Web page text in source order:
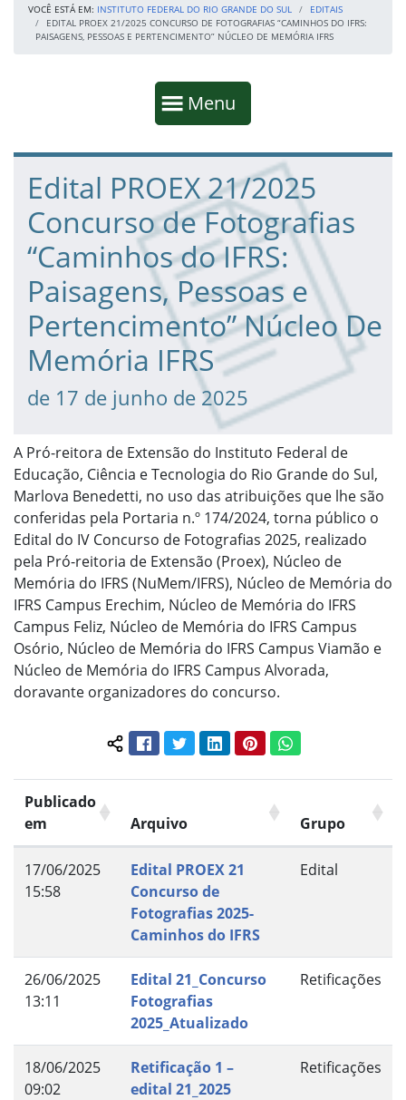
VOCÊ ESTÁ EM: INSTITUTO FEDERAL DO RIO GRANDE DO SUL
EDITAIS
EDITAL PROEX 21/2025 CONCURSO DE FOTOGRAFIAS “CAMINHOS DO IFRS:
PAISAGENS, PESSOAS E PERTENCIMENTO” NÚCLEO DE MEMÓRIA IFRS
Mostrar
Menu
Fim da navegação
Início do conteúdo
Edital PROEX 21/2025
Concurso de Fotografias
“Caminhos do IFRS:
Paisagens, Pessoas e
Pertencimento” Núcleo De
Memória IFRS
de 17 de junho de 2025
A Pró-reitora de Extensão do Instituto Federal de
Educação, Ciência e Tecnologia do Rio Grande do Sul,
Marlova Benedetti, no uso das atribuições que lhe são
conferidas pela Portaria n.º 174/2024, torna público o
Edital do IV Concurso de Fotografias 2025, realizado
pela Pró-reitoria de Extensão (Proex), Núcleo de
Memória do IFRS (NuMem/IFRS), Núcleo de Memória do
IFRS Campus Erechim, Núcleo de Memória do IFRS
Campus Feliz, Núcleo de Memória do IFRS Campus
Osório, Núcleo de Memória do IFRS Campus Viamão e
Núcleo de Memória do IFRS Campus Alvorada,
doravante organizadores do concurso.
Compartilhar conteúdo:
FacebookTwitterLinkedInPinterestWhatsApp
Publicado
em
Arquivo Grupo
17/06/2025
15:58
Edital PROEX 21
Concurso de
Fotografias 2025-
Caminhos do IFRS
Edital
26/06/2025
13:11
Edital 21_Concurso
Fotografias
2025_Atualizado
Retificações
18/06/2025
09:02
Retificação 1 –
edital 21_2025
Retificações